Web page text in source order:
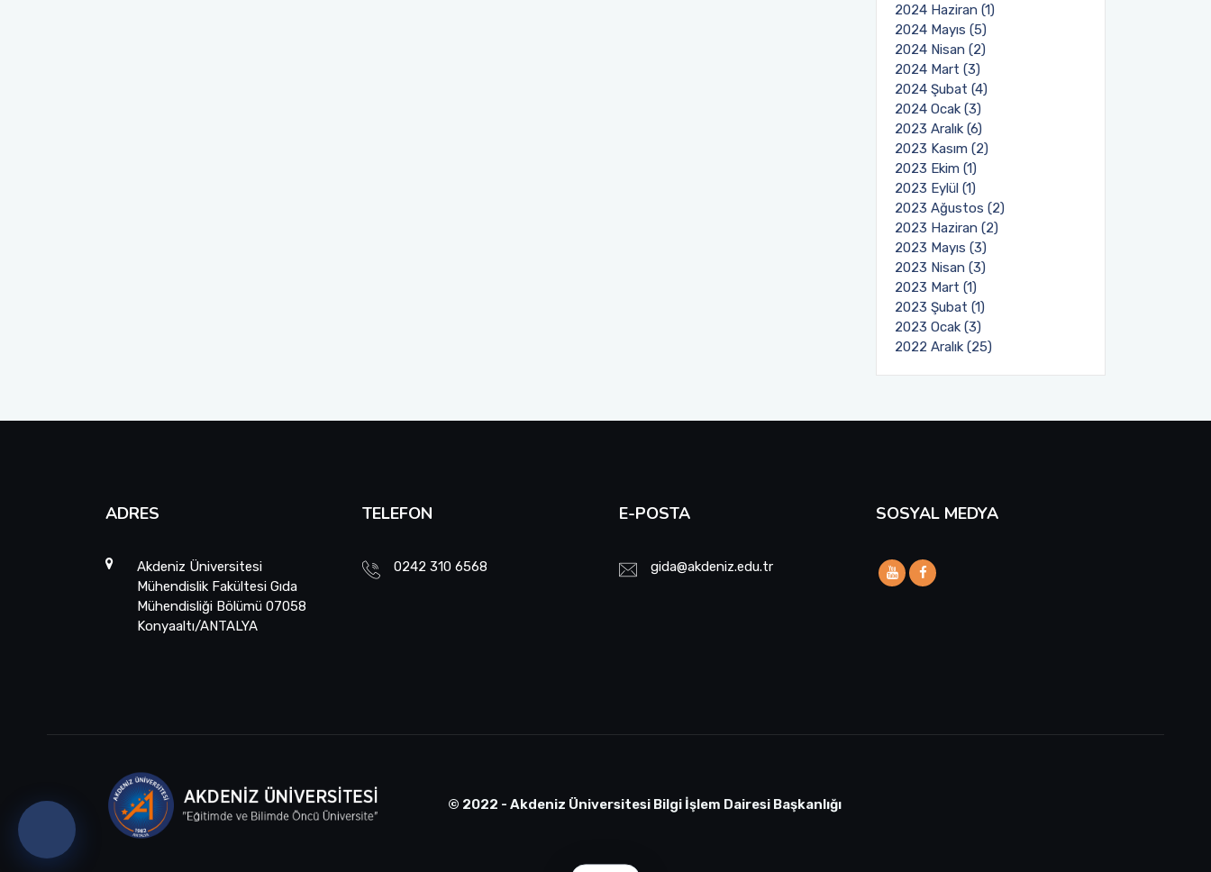
2024 Haziran (1)
2024 Mayıs (5)
2024 Nisan (2)
2024 Mart (3)
2024 Şubat (4)
2024 Ocak (3)
2023 Aralık (6)
2023 Kasım (2)
2023 Ekim (1)
2023 Eylül (1)
2023 Ağustos (2)
2023 Haziran (2)
2023 Mayıs (3)
2023 Nisan (3)
2023 Mart (1)
2023 Şubat (1)
2023 Ocak (3)
2022 Aralık (25)
ADRES
Akdeniz Üniversitesi
Mühendislik Fakültesi Gıda
Mühendisliği Bölümü 07058
Konyaaltı/ANTALYA
TELEFON
0242 310 6568
E-POSTA
gida@akdeniz.edu.tr
SOSYAL MEDYA
© 2022 - Akdeniz Üniversitesi Bilgi İşlem Dairesi Başkanlığı